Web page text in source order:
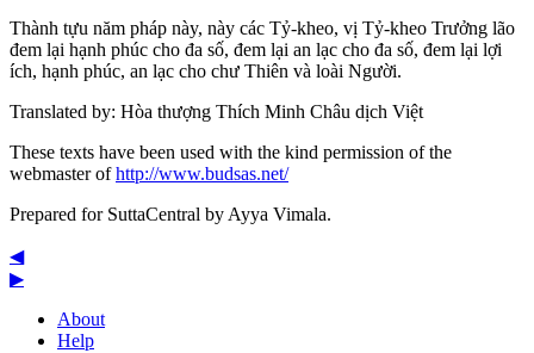
Thành tựu năm pháp này, này các Tỷ-kheo, vị Tỷ-kheo Trưởng lão
đem lại hạnh phúc cho đa số, đem lại an lạc cho đa số, đem lại lợi
ích, hạnh phúc, an lạc cho chư Thiên và loài Người.
Translated by: Hòa thượng Thích Minh Châu dịch Việt
These texts have been used with the kind permission of the
webmaster ofhttp://www.budsas.net/
Prepared for SuttaCentral by Ayya Vimala.
◀
▶
About
Help